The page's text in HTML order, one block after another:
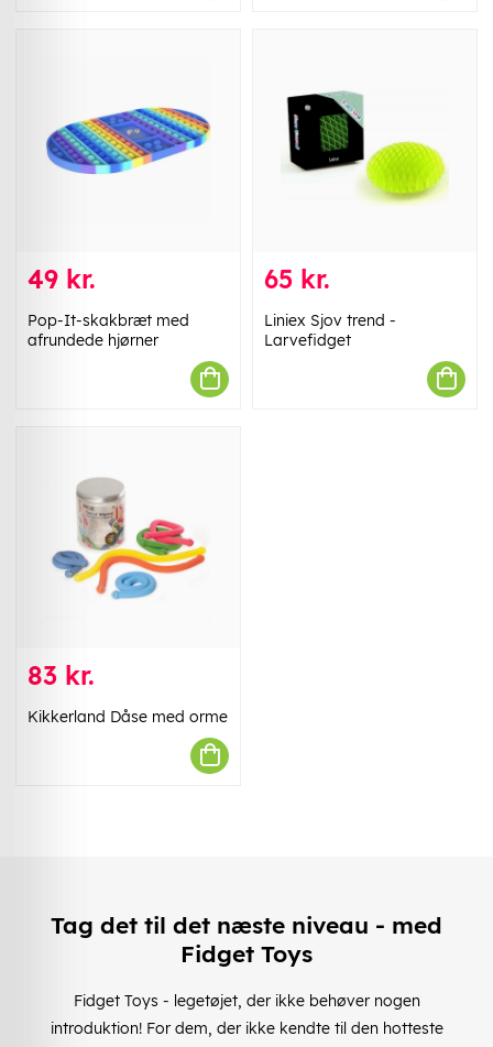
49 kr.
Pop-It-skakbræt med
afrundede hjørner
65 kr.
Liniex Sjov trend -
Larvefidget
83 kr.
Kikkerland Dåse med orme
Tag det til det næste niveau - med
Fidget Toys
Fidget Toys - legetøjet, der ikke behøver nogen
introduktion! For dem, der ikke kendte til den hotteste